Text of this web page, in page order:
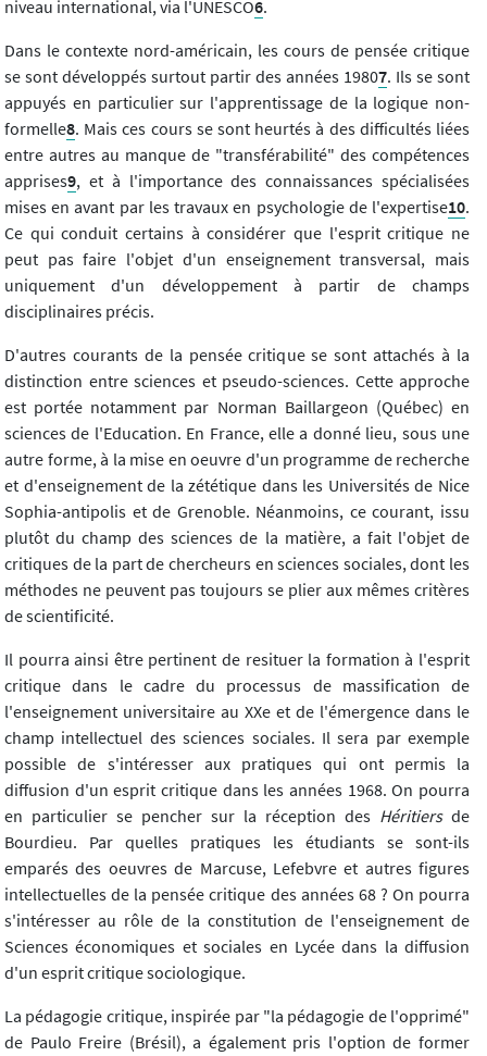
niveau international, via l'UNESCO6.
Dans le contexte nord-américain, les cours de pensée critique
se sont développés surtout partir des années 19807. Ils se sont
appuyés en particulier sur l'apprentissage de la logique non-
formelle8. Mais ces cours se sont heurtés à des difficultés liées
entre autres au manque de "transférabilité" des compétences
apprises9, et à l'importance des connaissances spécialisées
mises en avant par les travaux en psychologie de l'expertise10.
Ce qui conduit certains à considérer que l'esprit critique ne
peut pas faire l'objet d'un enseignement transversal, mais
uniquement d'un développement à partir de champs
disciplinaires précis.
D'autres courants de la pensée critique se sont attachés à la
distinction entre sciences et pseudo-sciences. Cette approche
est portée notamment par Norman Baillargeon (Québec) en
sciences de l'Education. En France, elle a donné lieu, sous une
autre forme, à la mise en oeuvre d'un programme de recherche
et d'enseignement de la zététique dans les Universités de Nice
Sophia-antipolis et de Grenoble. Néanmoins, ce courant, issu
plutôt du champ des sciences de la matière, a fait l'objet de
critiques de la part de chercheurs en sciences sociales, dont les
méthodes ne peuvent pas toujours se plier aux mêmes critères
de scientificité.
Il pourra ainsi être pertinent de resituer la formation à l'esprit
critique dans le cadre du processus de massification de
l'enseignement universitaire au XXe et de l'émergence dans le
champ intellectuel des sciences sociales. Il sera par exemple
possible de s'intéresser aux pratiques qui ont permis la
diffusion d'un esprit critique dans les années 1968. On pourra
en particulier se pencher sur la réception des Héritiers de
Bourdieu. Par quelles pratiques les étudiants se sont-ils
emparés des oeuvres de Marcuse, Lefebvre et autres figures
intellectuelles de la pensée critique des années 68 ? On pourra
s'intéresser au rôle de la constitution de l'enseignement de
Sciences économiques et sociales en Lycée dans la diffusion
d'un esprit critique sociologique.
La pédagogie critique, inspirée par "la pédagogie de l'opprimé"
de Paulo Freire (Brésil), a également pris l'option de former